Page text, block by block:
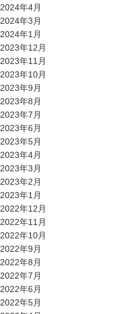
2024年4月
2024年3月
2024年1月
2023年12月
2023年11月
2023年10月
2023年9月
2023年8月
2023年7月
2023年6月
2023年5月
2023年4月
2023年3月
2023年2月
2023年1月
2022年12月
2022年11月
2022年10月
2022年9月
2022年8月
2022年7月
2022年6月
2022年5月